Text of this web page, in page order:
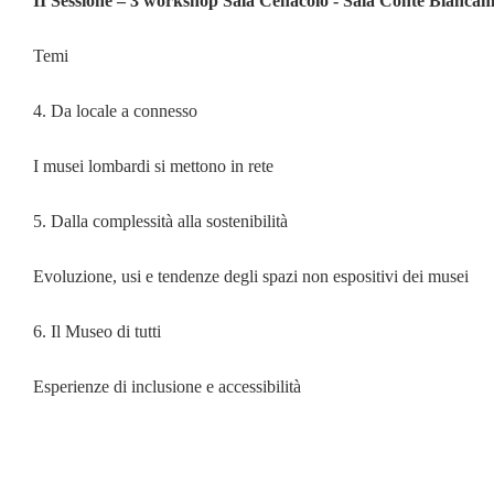
Temi
4. Da locale a connesso
I musei lombardi si mettono in rete
5. Dalla complessità alla sostenibilità
Evoluzione, usi e tendenze degli spazi non espositivi dei musei
6. Il Museo di tutti
Esperienze di inclusione e accessibilità